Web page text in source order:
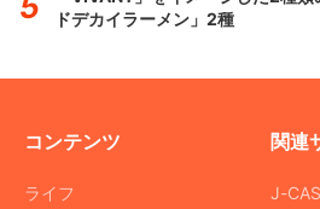
ドデカイラーメン」2種
コンテンツ
ライフ
関連
J-